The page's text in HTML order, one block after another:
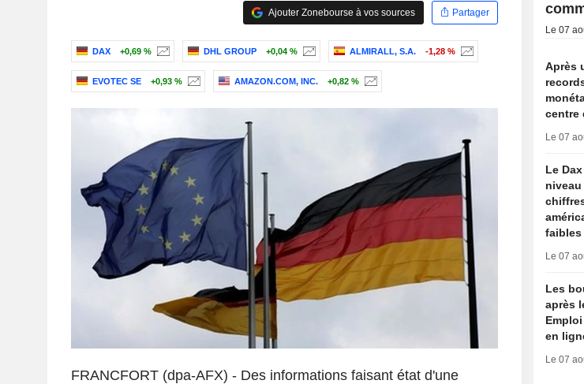
Ajouter Zonebourse à vos sources
Partager
DAX +0,69 % DHL GROUP +0,04 % ALMIRALL, S.A. -1,28 %
EVOTEC SE +0,93 % AMAZON.COM, INC. +0,82 %
FRANCFORT (dpa-AFX) - Des informations faisant état d'une
Le 07
Après
centre
Le 07
Le
faibles
Le 07
Les
après
en
Le 07